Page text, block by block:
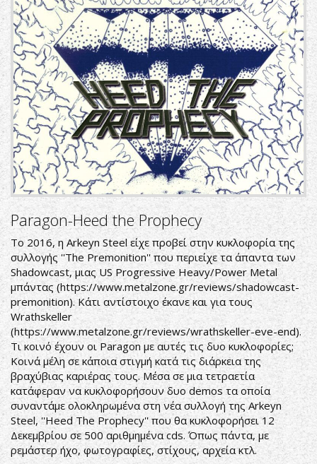
Paragon-Heed the Prophecy
To 2016, η Arkeyn Steel είχε προβεί στην κυκλοφορία της
συλλογής ''The Premonition'' που περιείχε τα άπαντα των
Shadowcast, μιας US Progressive Heavy/Power Metal
μπάντας (https://www.metalzone.gr/reviews/shadowcast-
premonition). Κάτι αντίστοιχο έκανε και για τους
Wrathskeller
(https://www.metalzone.gr/reviews/wrathskeller-eve-end).
Τι κοινό έχουν οι Paragon με αυτές τις δυο κυκλοφορίες;
Κοινά μέλη σε κάποια στιγμή κατά τις διάρκεια της
βραχύβιας καριέρας τους. Μέσα σε μια τετραετία
κατάφεραν να κυκλοφορήσουν δυο demos τα οποία
συναντάμε ολοκληρωμένα στη νέα συλλογή της Arkeyn
Steel, ''Heed The Prophecy'' που θα κυκλοφορήσει 12
Δεκεμβρίου σε 500 αριθμημένα cds. Όπως πάντα, με
ρεμάστερ ήχο, φωτογραφίες, στίχους, αρχεία κτλ.